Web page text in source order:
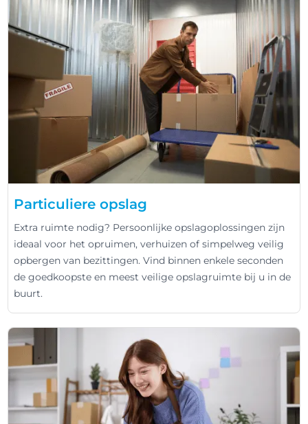
Particuliere opslag
Extra ruimte nodig? Persoonlijke opslagoplossingen zijn
ideaal voor het opruimen, verhuizen of simpelweg veilig
opbergen van bezittingen. Vind binnen enkele seconden
de goedkoopste en meest veilige opslagruimte bij u in de
buurt.